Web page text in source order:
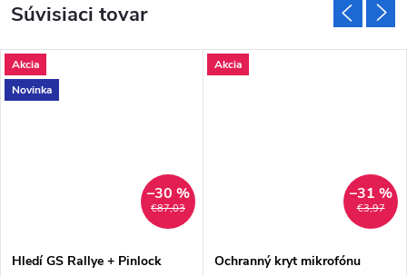
Súvisiaci tovar
Akcia
Novinka
€87,03
–30 %
Hledí GS Rallye + Pinlock
Akcia
€3,97
–31 %
Ochranný kryt mikrofónu